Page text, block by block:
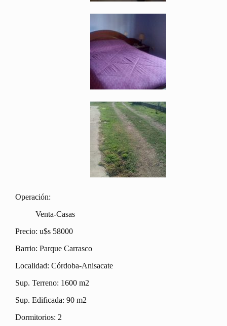
Operación:
Venta-Casas
Precio: u$s 58000
Barrio: Parque Carrasco
Localidad: Córdoba-Anisacate
Sup. Terreno: 1600 m2
Sup. Edificada: 90 m2
Dormitorios: 2